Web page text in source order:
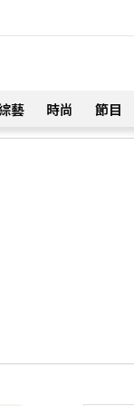
藝 時尚 節目